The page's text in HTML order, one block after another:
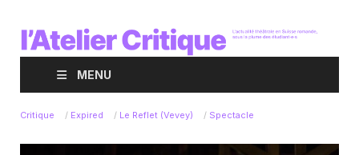
MENU
Critique / Expired / Le Reflet (Vevey) / Spectacle